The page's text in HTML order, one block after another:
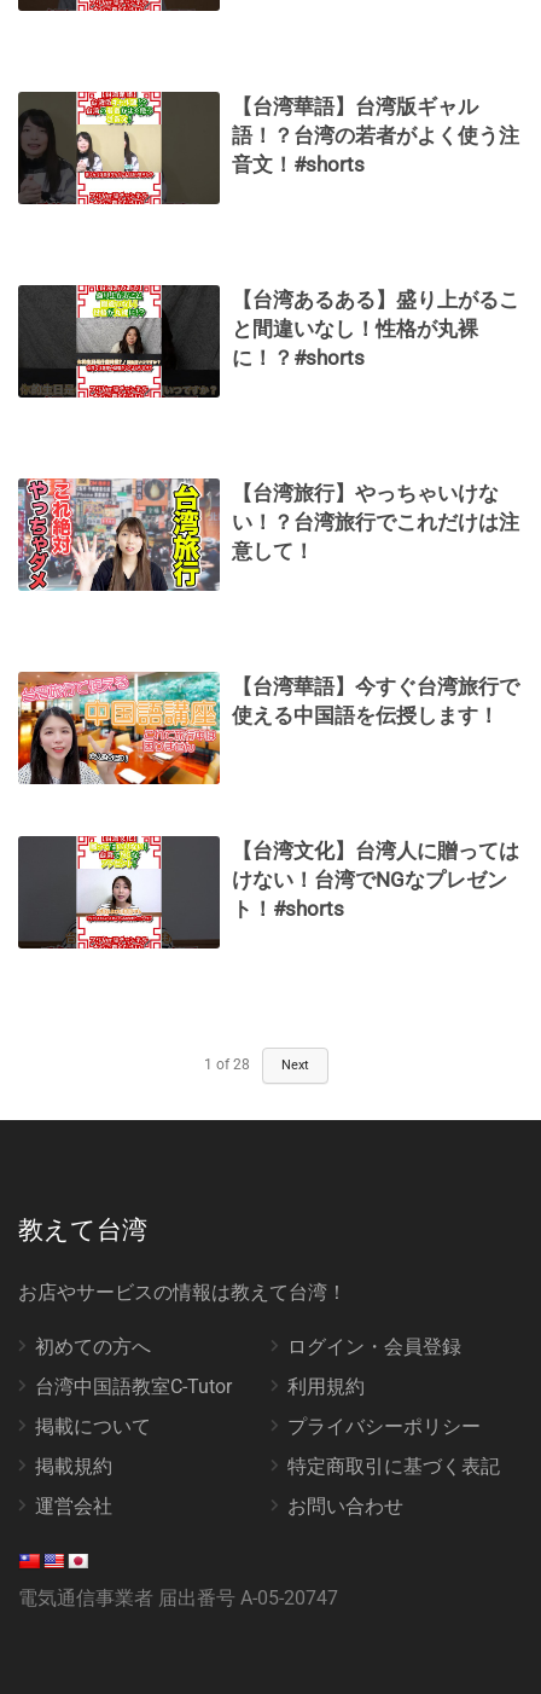
【台湾華語】台湾版ギャル
語！？台湾の若者がよく使う注
音文！#shorts
【台湾あるある】盛り上がるこ
と間違いなし！性格が丸裸
に！？#shorts
【台湾旅行】やっちゃいけな
い！？台湾旅行でこれだけは注
意して！
【台湾華語】今すぐ台湾旅行で
使える中国語を伝授します！
【台湾文化】台湾人に贈っては
けない！台湾でNGなプレゼン
ト！#shorts
1 of 28 Next
教えて台湾
お店やサービスの情報は教えて台湾！
初めての方へ
台湾中国語教室C-Tutor
掲載について
掲載規約
運営会社
ログイン・会員登録
利用規約
プライバシーポリシー
特定商取引に基づく表記
お問い合わせ
電気通信事業者 届出番号 A-05-20747